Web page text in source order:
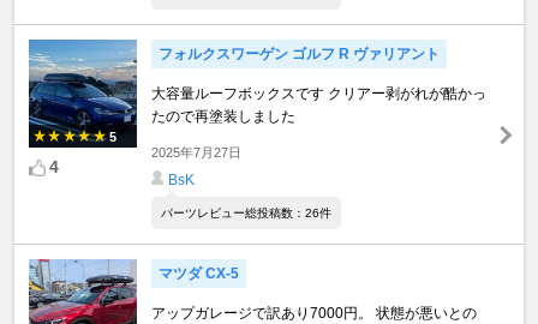
5
4
フォルクスワーゲン ゴルフ R ヴァリアント
大容量ルーフボックスです クリアー剥がれが酷かっ
たので再塗装しました
2025年7月27日
BsK
パーツレビュー総投稿数：26件
マツダ CX-5
アップガレージで訳あり7000円。 状態が悪いとの